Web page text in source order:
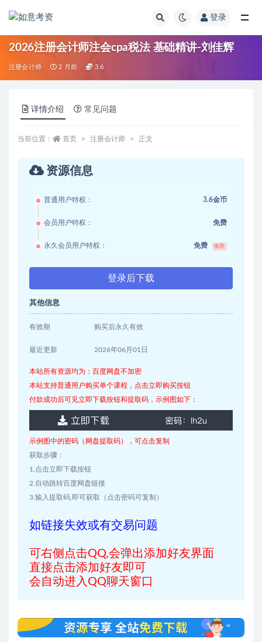
登录
2026注册会计师注会cpa税法 基础精讲-刘佳辉
注册会计师 2 月前 3.6
详情介绍 常见问题
当前位置： 首页 注册会计师 正文
资源信息
普通用户特权： 3.6金币
会员用户特权： 免费
永久会员用户特权： 免费 推荐
登录后下载
其他信息
有效期 购买后永久有效
最近更新 2026年06月01日
本站所有资源均为：百度网盘不加密
本站支持普通用户购买单个课程，点击立即购买按钮
付款成功后可见立即下载按钮和提取码，示例图如下：
示例图中的密码（网盘提取码），可点击复制
获取步骤：
1.点击立即下载按钮
2.自动跳转百度网盘链接
3.输入提取码,即可获取（点击密码可复制）
如链接失效或有交易问题
可右侧点击QQ,会弹出添加好友界面
直接点击添加好友即可
会自动进入QQ聊天窗口